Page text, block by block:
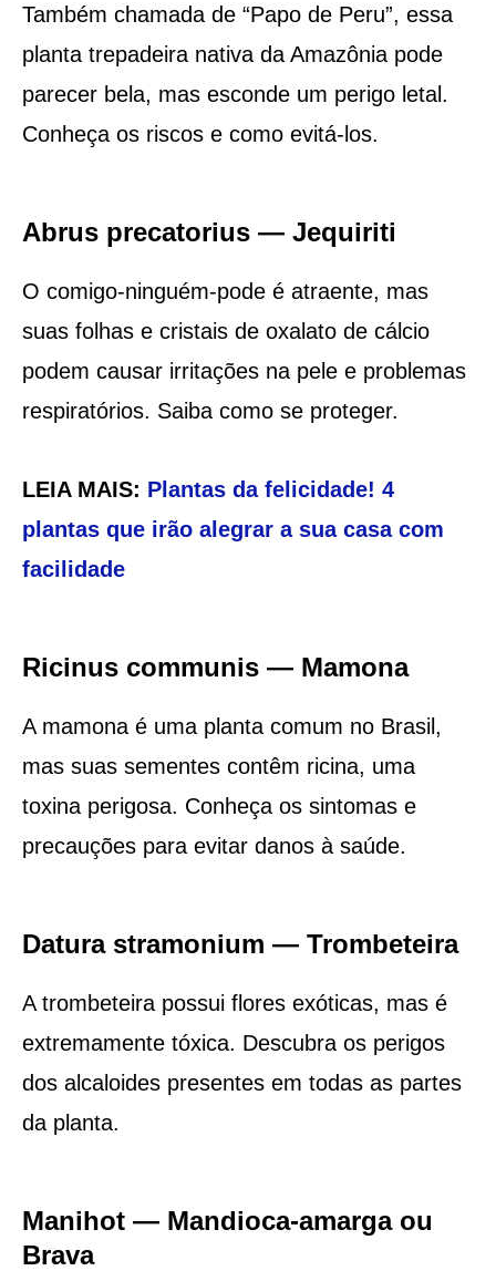
Também chamada de “Papo de Peru”, essa
planta trepadeira nativa da Amazônia pode
parecer bela, mas esconde um perigo letal.
Conheça os riscos e como evitá-los.
Abrus precatorius — Jequiriti
O comigo-ninguém-pode é atraente, mas
suas folhas e cristais de oxalato de cálcio
podem causar irritações na pele e problemas
respiratórios. Saiba como se proteger.
LEIA MAIS: Plantas da felicidade! 4
plantas que irão alegrar a sua casa com
facilidade
Ricinus communis — Mamona
A mamona é uma planta comum no Brasil,
mas suas sementes contêm ricina, uma
toxina perigosa. Conheça os sintomas e
precauções para evitar danos à saúde.
Datura stramonium — Trombeteira
A trombeteira possui flores exóticas, mas é
extremamente tóxica. Descubra os perigos
dos alcaloides presentes em todas as partes
da planta.
Manihot — Mandioca-amarga ou
Brava